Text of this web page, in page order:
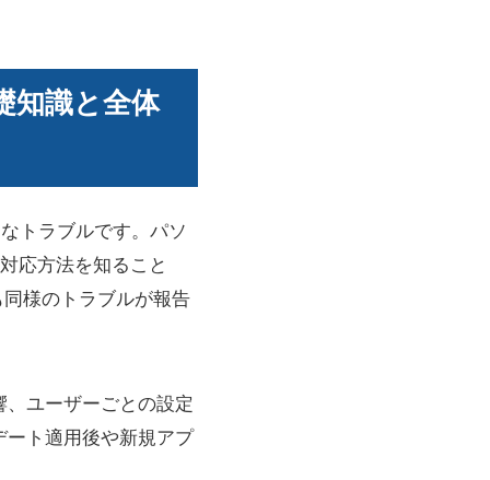
知識と全体
トラブルです。パソ
応方法を知ること
様のトラブルが報告
ユーザーごとの設定
ート適用後や新規アプ